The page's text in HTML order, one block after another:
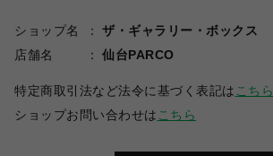
ショップ名
ザ・ギャラリー・ボックス
店舗名
仙台PARCO
特定商取引法など法令に基づく表記は こちら
ショップお問い合わせは こちら